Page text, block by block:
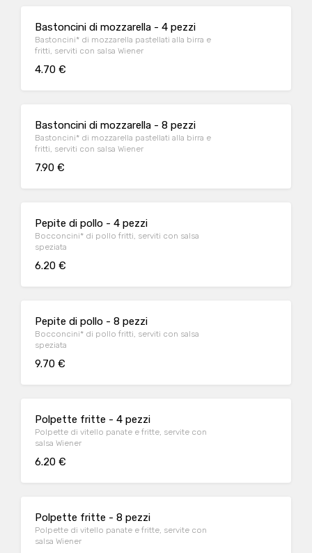
Bastoncini di mozzarella - 4 pezzi
Bastoncini* di mozzarella pastellati alla birra e
fritti, serviti con salsa Wiener
4.70 €
Bastoncini di mozzarella - 8 pezzi
Bastoncini* di mozzarella pastellati alla birra e
fritti, serviti con salsa Wiener
7.90 €
Pepite di pollo - 4 pezzi
Bocconcini* di pollo fritti, serviti con salsa
speziata
6.20 €
Pepite di pollo - 8 pezzi
Bocconcini* di pollo fritti, serviti con salsa
speziata
9.70 €
Polpette fritte - 4 pezzi
Polpette di vitello panate e fritte, servite con
salsa Wiener
6.20 €
Polpette fritte - 8 pezzi
Polpette di vitello panate e fritte, servite con
salsa Wiener